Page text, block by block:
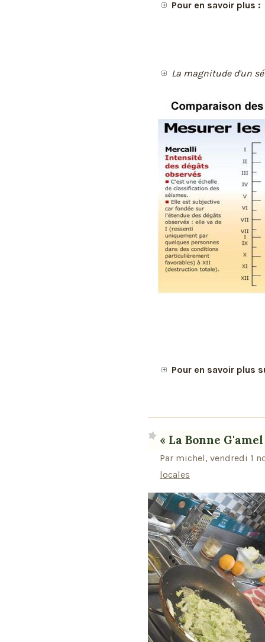
Pour en savoir plus :
La magnitude d'un
Pour en savoir plus
« La Bonne G'amel
Par michel, vendredi 1
locales